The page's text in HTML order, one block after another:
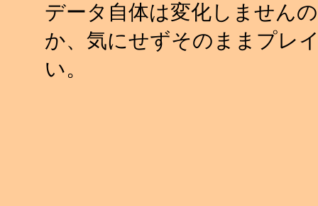
データ自体は変化しません
か、気にせずそのままプレ
い。